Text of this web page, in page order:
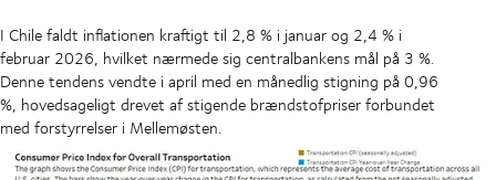
I Chile faldt inflationen kraftigt til 2,8 % i januar og 2,4 % i
februar 2026, hvilket nærmede sig centralbankens mål på 3 %.
Denne tendens vendte i april med en månedlig stigning på 0,96
%, hovedsageligt drevet af stigende brændstofpriser forbundet
med forstyrrelser i Mellemøsten.